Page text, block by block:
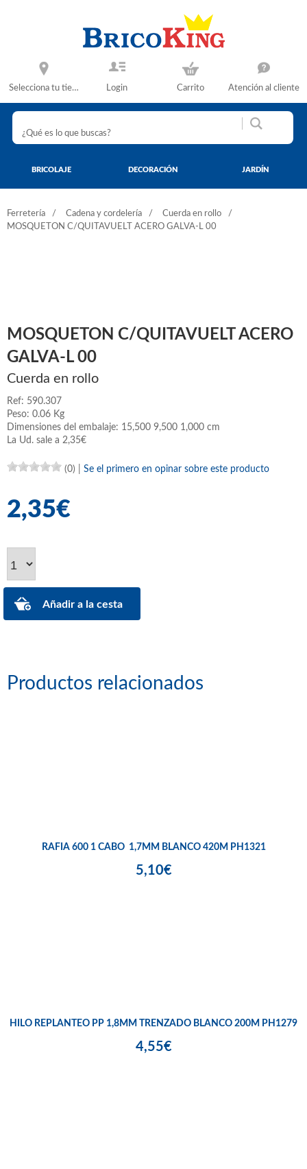
Selecciona tu tienda Login Carrito Atención al cliente
BRICOLAJE DECORACIÓN JARDÍN
Ferretería Cadena y cordelería
Cuerda en rollo
MOSQUETON C/QUITAVUELT ACERO GALVA-L 00
MOSQUETON C/QUITAVUELT ACERO
GALVA-L 00
Cuerda en rollo
Ref: 590.307
Peso: 0.06 Kg
Dimensiones del embalaje: 15,500 9,500 1,000 cm
La Ud. sale a 2,35€
(0) Se el primero en opinar sobre este producto
2,35€
Productos relacionados
RAFIA 600 1 CABO 1,7MM BLANCO 420M PH1321
5,10€
HILO REPLANTEO PP 1,8MM TRENZADO BLANCO 200M PH1279
4,55€